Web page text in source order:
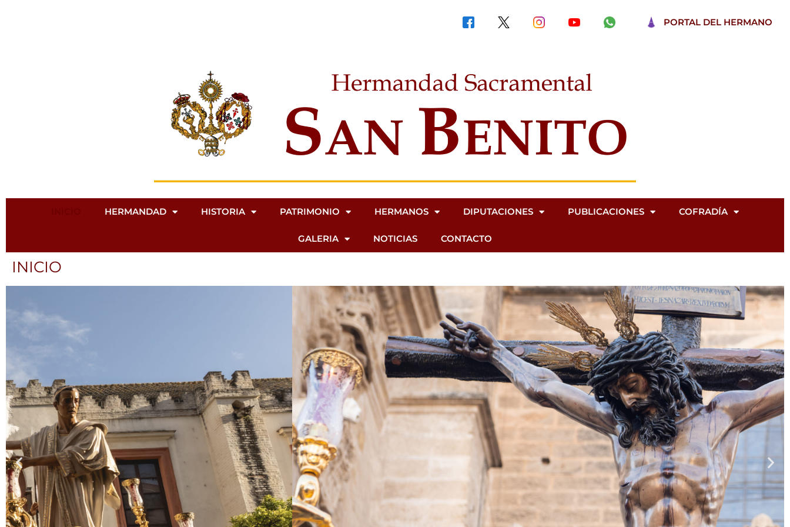
PORTAL DEL HERMANO
HERMANDAD HISTORIA PATRIMONIO HERMANOS DIPUTACIONES PUBLICACIONES COFRADÍA
GALERIA NOTICIAS CONTACTO
INICIO